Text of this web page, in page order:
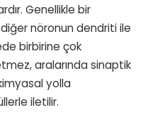
Genellikle bir
nöronun dendriti ile
birbirine çok
aralarında sinaptik
yolla
iletilir.